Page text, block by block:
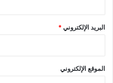
البريد الإلكتروني*
الموقع الإلكتروني